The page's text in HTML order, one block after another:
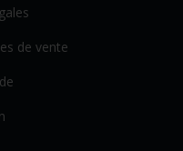
de vente